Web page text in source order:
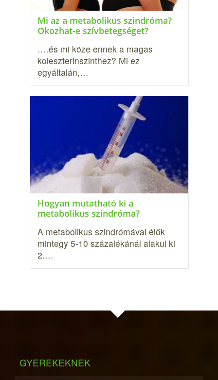
Mi az a metabolikus szindróma?
Okozhat-e szívbetegséget?
….és mi köze ennek a magas
koleszterinszinthez? Mi ez
egyáltalán,…
Hogyan mutatható ki a
metabolikus szindróma?
A metabolikus szindrómával élők
mintegy 5-10 százalékánál alakul ki
2.…
GYEREKEKNEK